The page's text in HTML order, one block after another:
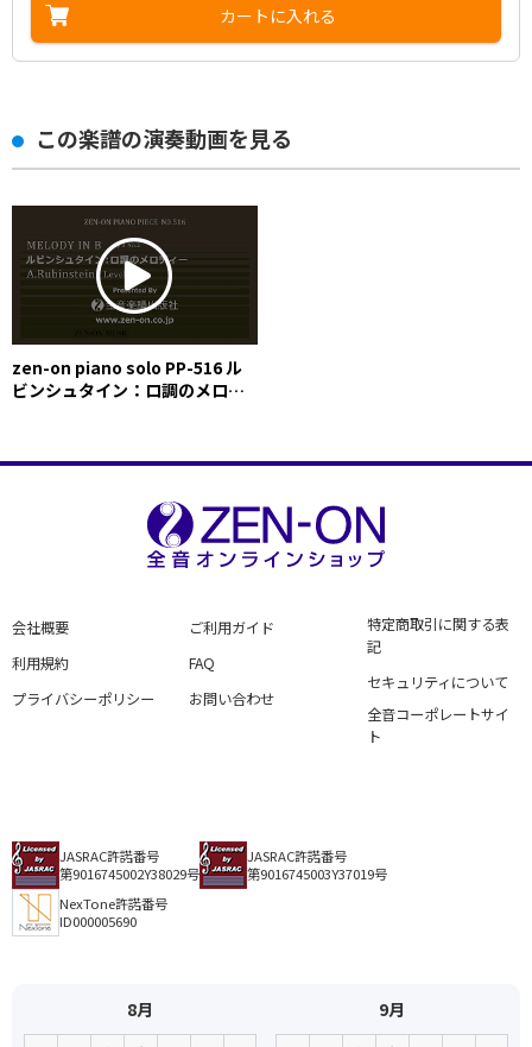
カートに入れる
この楽譜の演奏動画を見る
zen-on piano solo PP-516 ル
ビンシュタイン：ロ調のメロデ
会社概要
利用規約
プライバシーポリシー
ご利用ガイド
FAQ
お問い合わせ
特定商取引に関する表
記
セキュリティについて
全音コーポレートサイ
ト
JASRAC許諾番号
第9016745002Y38029号
JASRAC許諾番号
第9016745003Y37019号
NexTone許諾番号
ID000005690
8月 9月